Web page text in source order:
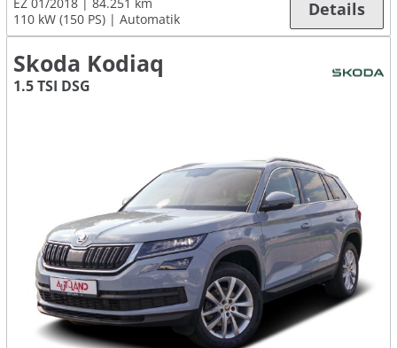
EZ 01/2018
84.251 km
110 kW (150 PS)
Automatik Details
Skoda Kodiaq
1.5 TSI DSG